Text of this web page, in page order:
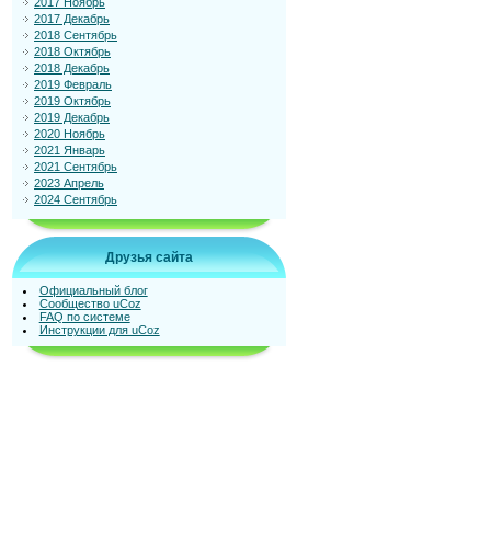
2017 Декабрь
2018 Сентябрь
2018 Октябрь
2018 Декабрь
2019 Февраль
2019 Октябрь
2019 Декабрь
2020 Ноябрь
2021 Январь
2021 Сентябрь
2023 Апрель
2024 Сентябрь
Друзья сайта
Официальный блог
Сообщество uCoz
FAQ по системе
Инструкции для uCoz